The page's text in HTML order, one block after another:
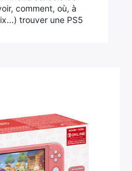
comment, où, à
trouver une PS5